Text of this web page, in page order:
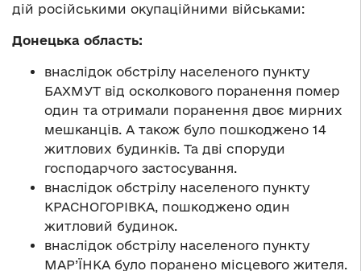
дій російськими окупаційними військами:
Донецька область:
внаслідок обстрілу населеного пункту
БАХМУТ від осколкового поранення помер
один та отримали поранення двоє мирних
мешканців. А також було пошкоджено 14
житлових будинків. Та дві споруди
господарчого застосування.
внаслідок обстрілу населеного пункту
КРАСНОГОРІВКА, пошкоджено один
житловий будинок.
внаслідок обстрілу населеного пункту
МАР’ЇНКА було поранено місцевого жителя.